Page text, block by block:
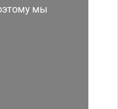
мы